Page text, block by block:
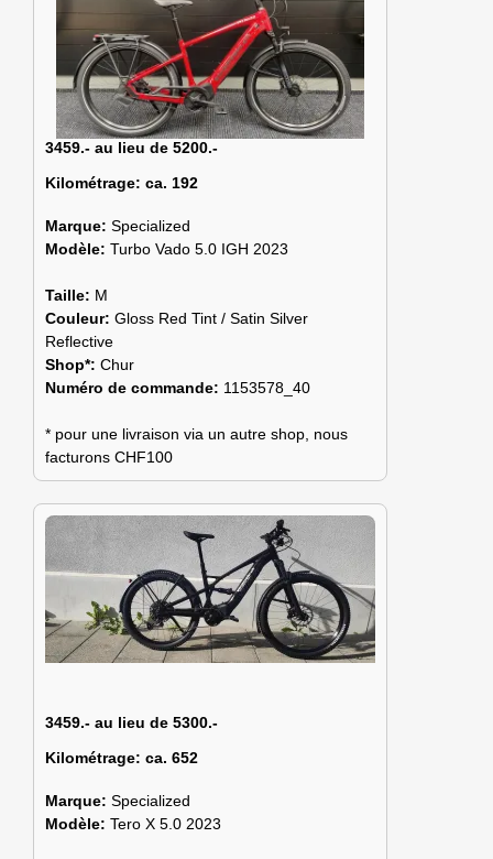
3459.- au lieu de 5200.-
Kilométrage: ca. 192
Marque: Specialized
Modèle: Turbo Vado 5.0 IGH 2023
Taille: M
Couleur: Gloss Red Tint / Satin Silver
Reflective
Shop*: Chur
Numéro de commande: 1153578_40
* pour une livraison via un autre shop, nous
facturons CHF100
3459.- au lieu de 5300.-
Kilométrage: ca. 652
Marque: Specialized
Modèle: Tero X 5.0 2023